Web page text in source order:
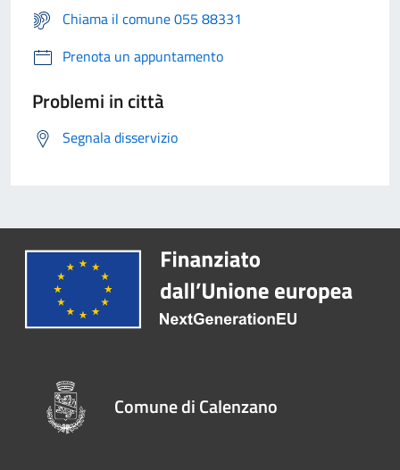
Chiama il comune 055 88331
Prenota un appuntamento
Problemi in città
Segnala disservizio
Comune di Calenzano